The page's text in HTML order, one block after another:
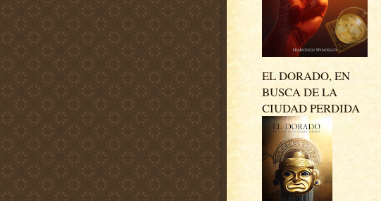
EL DORADO, EN
BUSCA DE LA
CIUDAD PERDIDA